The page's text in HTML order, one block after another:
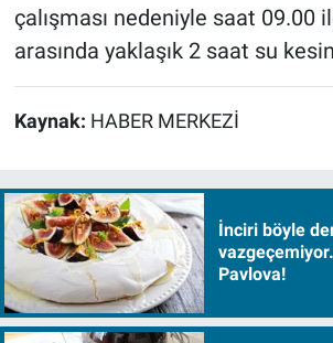
çalışması nedeniyle saat 09.00
arasında yaklaşık 2 saat su
Kaynak: HABER MERKEZİ
İnciri böyle
Pavlova!